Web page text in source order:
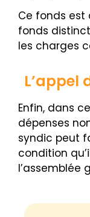
Ce fonds est
fonds
les charges
L’appel
Enfin, dans
dépenses
syndic peut
condition
l’assemblée